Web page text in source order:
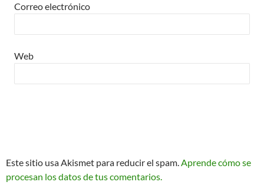
Correo electrónico
Web
Este sitio usa Akismet para reducir el spam.Aprende cómo se
procesan los datos de tus comentarios.